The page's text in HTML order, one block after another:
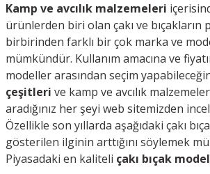
Kamp ve avcılık malzemeleri
ürünlerden biri olan çakı ve bıçakların
birbirinden farklı bir çok marka ve
mümkündür. Kullanım amacına ve
modeller arasından seçim
çeşitleri ve kamp ve avcılık
aradığınız her şeyi web sitemizden
Özellikle son yıllarda aşağıdaki çakı
gösterilen ilginin arttığını söylemek
Piyasadaki en kaliteli çakı bıçak